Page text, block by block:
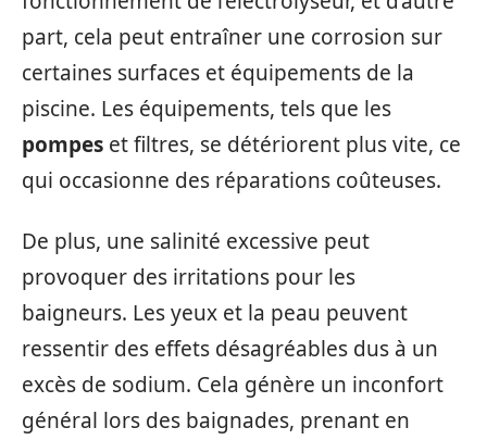
part, cela peut entraîner une corrosion sur
certaines surfaces et équipements de la
piscine. Les équipements, tels que les
pompes et filtres, se détériorent plus vite, ce
qui occasionne des réparations coûteuses.
De plus, une salinité excessive peut
provoquer des irritations pour les
baigneurs. Les yeux et la peau peuvent
ressentir des effets désagréables dus à un
excès de sodium. Cela génère un inconfort
général lors des baignades, prenant en